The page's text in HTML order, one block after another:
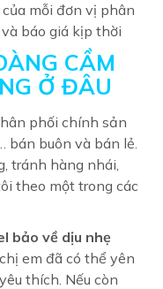
mỗi đơn vị phân
báo giá kịp thời
CẦM
Ở ĐÂU
phối chính sản
bán buôn và bán lẻ.
tránh hàng nhái,
theo một trong các
bảo về dịu nhẹ
em đã có thể yên
thích. Nếu còn